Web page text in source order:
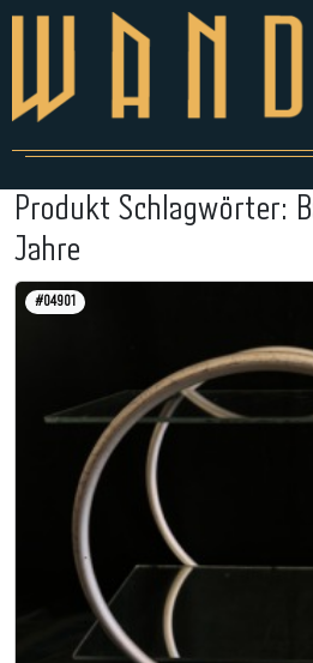
Produkt Schlagwörter:
Jahre
#04901